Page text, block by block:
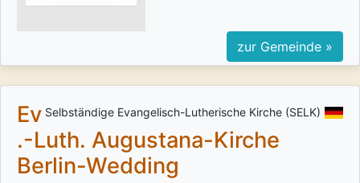
zur Gemeinde »
Selbständige Evangelisch-Lutherische Kirche (SELK)
Ev
.-Luth. Augustana-Kirche
Berlin-Wedding